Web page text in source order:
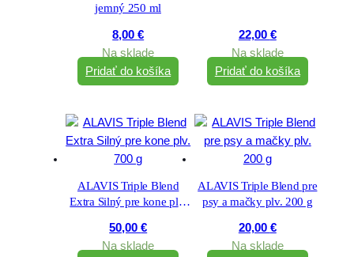
jemný 250 ml
8,00€
Na sklade
Pridať do košíka
22,00 €
Na sklade
Pridať do košíka
ALAVIS Triple Blend
Extra Silný pre kone plv.
50,00€
Na sklade
ALAVIS Triple Blend pre
psy a mačky plv. 200 g
20,00 €
Na sklade